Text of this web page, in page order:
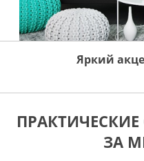
Яркий
ЗА